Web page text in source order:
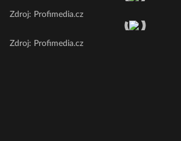
Zdroj: Profimedia.cz
Zdroj: Profimedia.cz